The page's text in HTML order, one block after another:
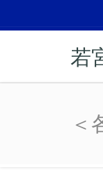
若
＜